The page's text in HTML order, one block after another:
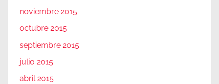
noviembre 2015
octubre 2015
septiembre 2015
julio 2015
abril 2015